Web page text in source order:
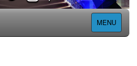
MENU